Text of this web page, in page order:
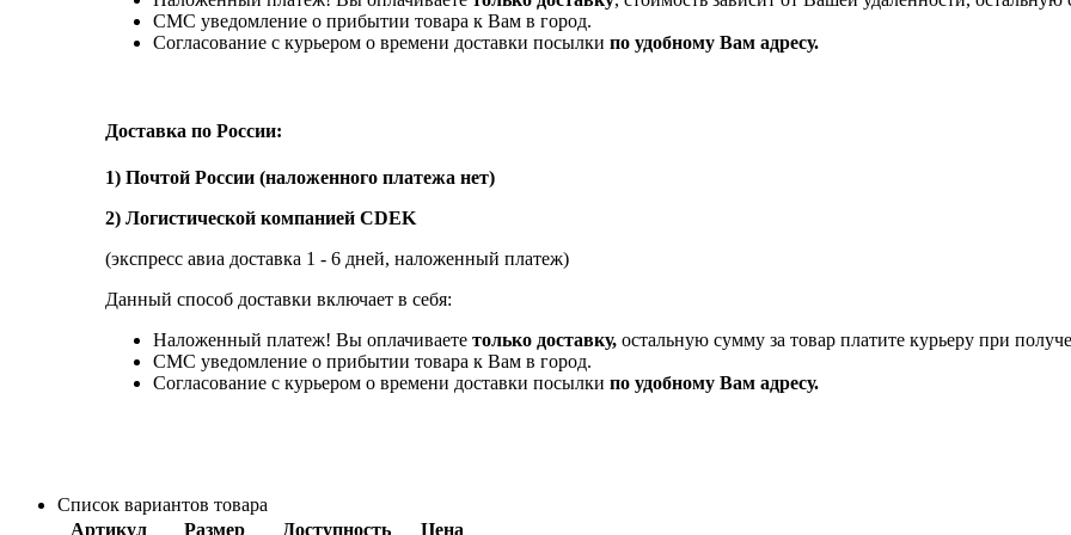
СМС уведомление о прибытии товара к Вам в город.
Согласование с курьером о времени доставки посылки по удобному Вам адресу.
Доставка по России:
1) Почтой России (наложенного платежа нет)
2) Логистической компанией CDEK
(экспресс авиа доставка 1 - 6 дней, наложенный платеж)
Данный способ доставки включает в себя:
Наложенный платеж! Вы оплачиваете только доставку, остальную сумму за товар платите курьеру при
СМС уведомление о прибытии товара к Вам в город.
Согласование с курьером о времени доставки посылки по удобному Вам адресу.
Список вариантов товара
Артикул
Размер Доступность Цена